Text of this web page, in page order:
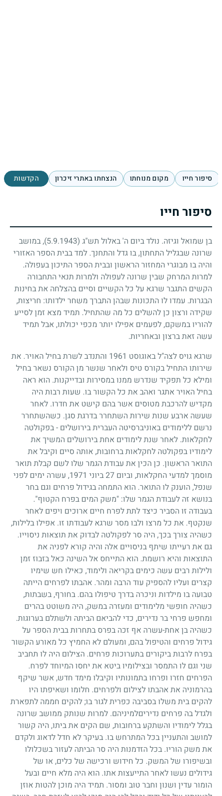
סיפור חייו מקום מנוחתו הנצחתו באתרי זיכרון הקדשות
סיפור חייו
בן שמואל וגיזה. נולד ביום ה' באלול תש"ג (5.9.1943)
, במושב
שרונה שבגליל התחתון, בו גדל והתחנך. למד בבית הספר האזורי
והיה בו מבוגרי המחזור הראשון ובבית הספר התיכון בעפולה.
למרות המרחק שבין שרונה לעפולה ולמרות תנאי התחבורה
הקשים התגבר שרגא על כל הקשיים וסיים בהצלחה את בחינות
הבגרות. עמדו לו התכונות שבהן התברך משחר ילדותו: חריצות,
שקידה ורצון כן להשלים כל מה שהתחיל. תמיד מצא זמן לסייע
להוריו במשקם, לפעמים אפילו יותר מכפי יכולתו, אבל תמיד
עשה זאת ברצון ובאחריות.
שרגא גויס לצה"ל באוגוסט 1961 והתנדב לשרת בחיל האויר. את
שירותו התחיל בקורס טיס ולאחר שנשר מן הקורס נשאר בחיל
ומילא כל תפקיד שנדרש ממנו במסירות ובדייקנות. הוא ראה
בחיל האויר אתגר ואהב את כל הקשור בו. שעות רבות היה
מקדיש להרכבת מטוסים אשר בהם קישט את חדרו. לאחר
שעשה ארבע שנות שירות השתחרר בדרגת סגן. כשהשתחרר
נרשם ללימודים באוניברסיטה העברית בירושלים - בפקולטה
לחקלאות. לאחר שנת לימודים אחת בירושלים המשיך את
לימודיו בפקולטה לחקלאות ברחובות, אותה סיים וקיבל את
התואר הראשון. כן הכין את עבודת הגמר שלו לשם קבלת תואר
מוסמך למדעי החקלאות, וביום 27ביוני 1971, עשרה ימים לפני
שנפל, הוענק לו התואר. הוא התמחה בגידול פרחים וגם בחר
בנושא זה לעבודת הגמר שלו: "משק המים בפרח הקטוף".
בעבודה זו הסביר כיצד לתת לפרח חיים ארוכים ויפים לאחר
שנקטף. את כל מרצו ולבו מסר שרגא לעבודתו זו. אפילו בלילות,
כשהיה צורך בכך, היה סר לפקולטה לבדוק את תוצאות ניסוייו.
גם את רעייתו שיתף בניסויים אלה והיה קורא לפניה את
התוצאות והיא רושמת. הוא התייחס אל השינה כאל בזבוז זמן
ולילות רבים עשה כימים בקריאה ולימוד, כאילו חש שימיו
קצרים ועליו להספיק עוד הרבה ומהר. אהבתו לפרחים הייתה
טבועה בו מילדות וניכרה בדרך טיפולו בהם. בחורף, בשבתות,
כשהיה חופשי מלימודים ומעזרה במשק, היה משוטט בהרים
ומחפש פרחי בר נדירים, כדי להביאם הביתה ולשתלם בערוגות.
כשהיה בן אחת-עשרה אף זכה בפרס בתחרות בבית הספר על
גידול פרחים והטיפול בהם, ומעולם לא החמיץ כל מאורע הקשור
בפרח לרבות ביקורים בתערוכות פרחים. הצילום היה לו תחביב
שני וגם לו התמסר ובצילומיו ביטא את יחסו המיוחד לפרח.
הפרחים חזרו ופרחו בתמונותיו וקיבלו מימד חדש, אשר שיקף
בהרמוניה את אהבתו לצילום ולפרחים. חלומו ושאיפתו היו
להקים בית משלו בסביבה כפרית לגור בו;להקים חממה לתפארת
ולגדל בה פרחים נדיריםלמיניהם. למרות שנותק ממושב שרונה
בגלל לימודיו והשתקע ברחובות, שם הקים את ביתו, היה קשור
למושב והתעניין בכל המתרחש בו. בעיקר לא חדל לדאוג ולקדם
את משק הוריו. בכל הזדמנות היה סר הביתה לעזור בשכלולו
ובשיפורו של המשק. כל חידוש ורכישה של כלים, או של
גידולים נעשו לאחר התייעצות אתו. הוא היה מלא חיים ובעל
הומור עדין ושנון וחבר טוב ומסור. תמיד היה מוכן להטות אוזן